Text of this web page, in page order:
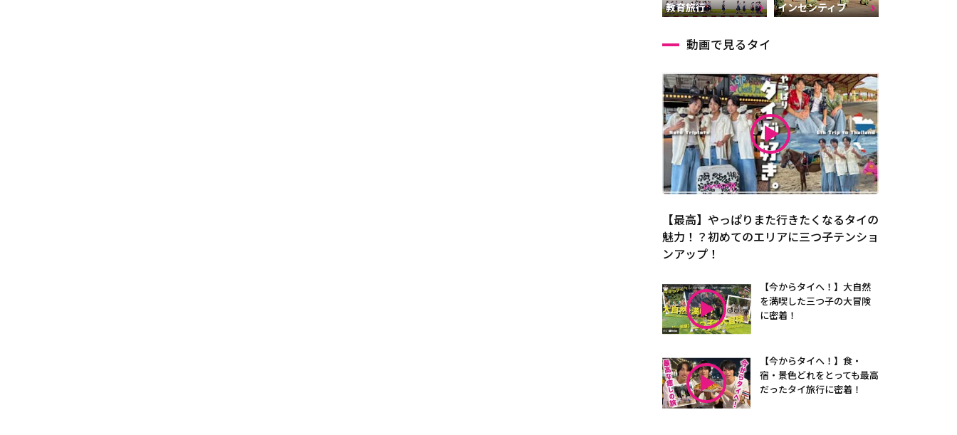
教育旅行 インセンティブ
動画で見るタイ
【最高】やっぱりまた行きたくなるタイの
魅力！？初めてのエリアに三つ子テンショ
ンアップ！
【今からタイへ！】大自然
を満喫した三つ子の大冒険
に密着！
【今からタイへ！】食・
宿・景色どれをとっても最高
だったタイ旅行に密着！